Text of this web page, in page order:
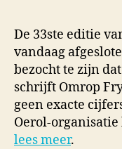
De 33ste editie
vandaag
bezocht te zijn
schrijft Omrop
geen exacte
Oerol-
lees meer.